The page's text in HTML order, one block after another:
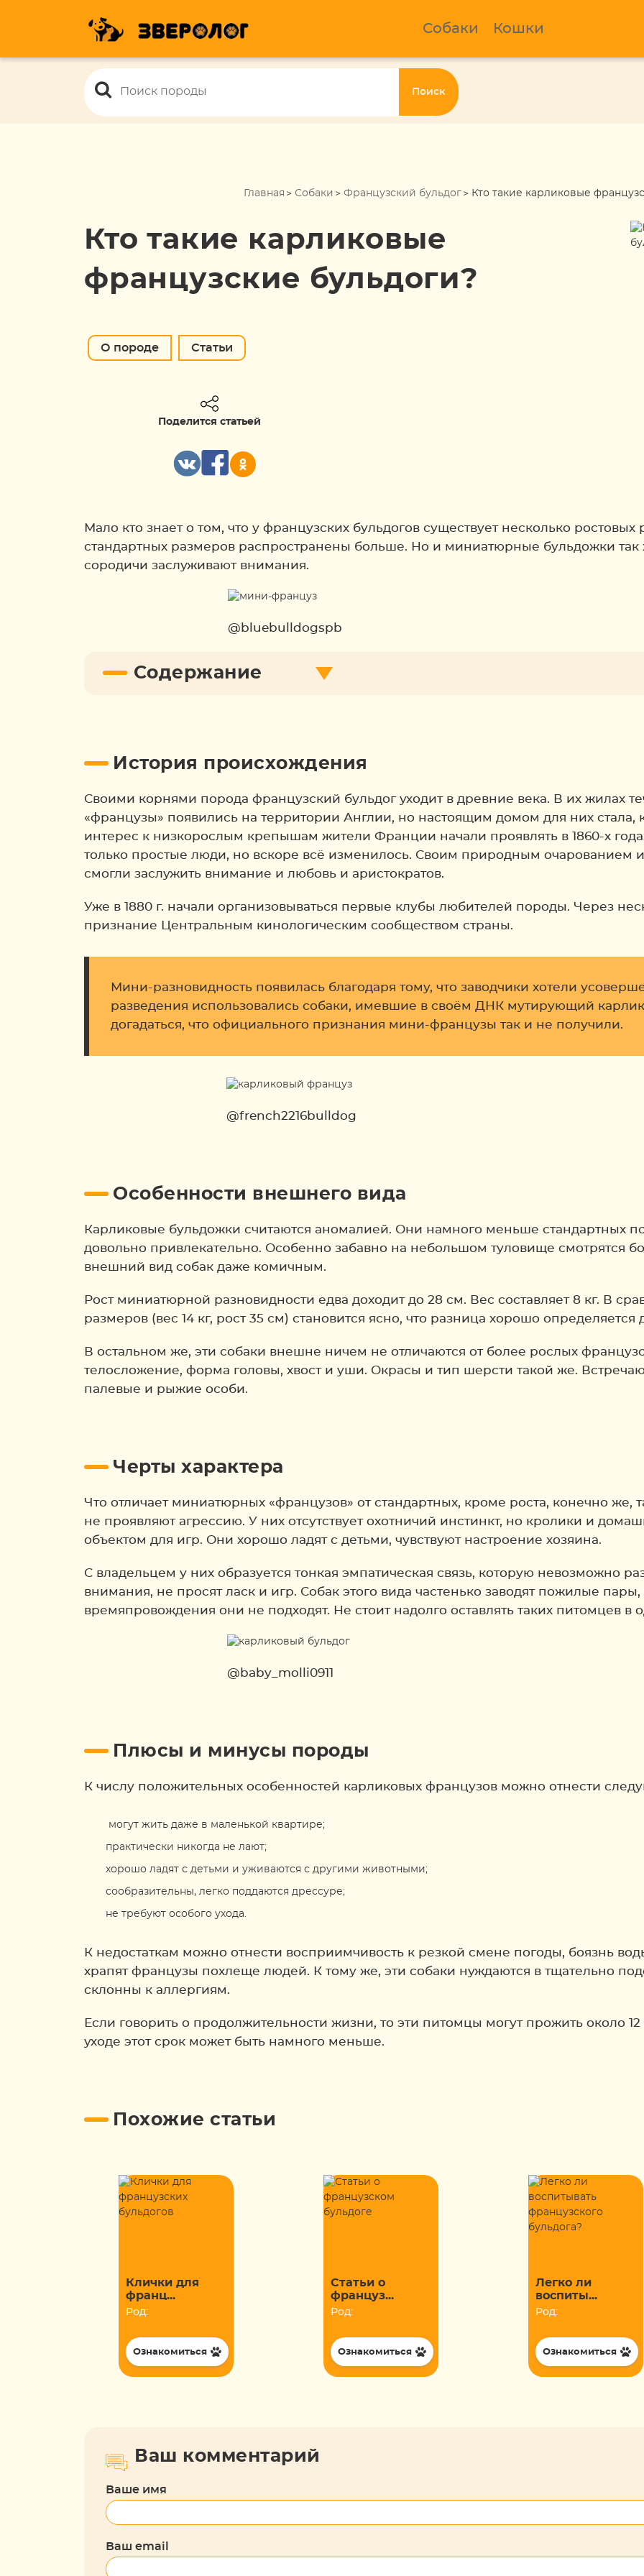
Собаки Кошки
Поиск
Главная Собаки Французский бульдог Кто такие карликовые
Кто такие карликовые
французские бульдоги?
О породе Статьи
Поделится статьей
Мало кто знает о том, что у французских бульдогов существует несколько
стандартных размеров распространены больше. Но и миниатюрные бульдожки так
сородичи заслуживают внимания.
@bluebulldogspb
Содержание
История происхождения
Своими корнями порода французский бульдог уходит в древние века. В их жилах
«французы» появились на территории Англии, но настоящим домом для них
интерес к низкорослым крепышам жители Франции начали проявлять в 1860-х
только простые люди, но вскоре всё изменилось. Своим природным очарованием
смогли заслужить внимание и любовь и аристократов.
Уже в 1880 г. начали организовываться первые клубы любителей породы. Через
признание Центральным кинологическим сообществом страны.
Мини-разновидность появилась благодаря тому, что заводчики хотели
разведения использовались собаки, имевшие в своём ДНК мутирующий
догадаться, что официального признания мини-французы так и не получили.
@french2216bulldog
Особенности внешнего вида
Карликовые бульдожки считаются аномалией. Они намного меньше стандартных
довольно привлекательно. Особенно забавно на небольшом туловище смотрятся
внешний вид собак даже комичным.
Рост миниатюрной разновидности едва доходит до 28 см. Вес составляет 8 кг. В
размеров (вес 14 кг, рост 35 см) становится ясно, что разница хорошо определяется
В остальном же, эти собаки внешне ничем не отличаются от более рослых
телосложение, форма головы, хвост и уши. Окрасы и тип шерсти такой же.
палевые и рыжие особи.
Черты характера
Что отличает миниатюрных «французов» от стандартных, кроме роста, конечно же,
не проявляют агрессию. У них отсутствует охотничий инстинкт, но кролики и
объектом для игр. Они хорошо ладят с детьми, чувствуют настроение хозяина.
С владельцем у них образуется тонкая эмпатическая связь, которую невозможно
внимания, не просят ласк и игр. Собак этого вида частенько заводят пожилые пары,
времяпровождения они не подходят. Не стоит надолго оставлять таких питомцев в
@baby_molli0911
Плюсы и минусы породы
К числу положительных особенностей карликовых французов можно отнести
могут жить даже в маленькой квартире;
практически никогда не лают;
хорошо ладят с детьми и уживаются с другими животными;
сообразительны, легко поддаются дрессуре;
не требуют особого ухода.
К недостаткам можно отнести восприимчивость к резкой смене погоды, боязнь
храпят французы похлеще людей. К тому же, эти собаки нуждаются в тщательно
склонны к аллергиям.
Если говорить о продолжительности жизни, то эти питомцы могут прожить около
уходе этот срок может быть намного меньше.
Похожие статьи
Клички для
франц...
Род:
Ознакомиться
Статьи о
француз...
Род:
Ознакомиться
Легко ли
воспиты...
Род:
Ознакомиться
Ваш комментарий
Ваше имя
Ваш email